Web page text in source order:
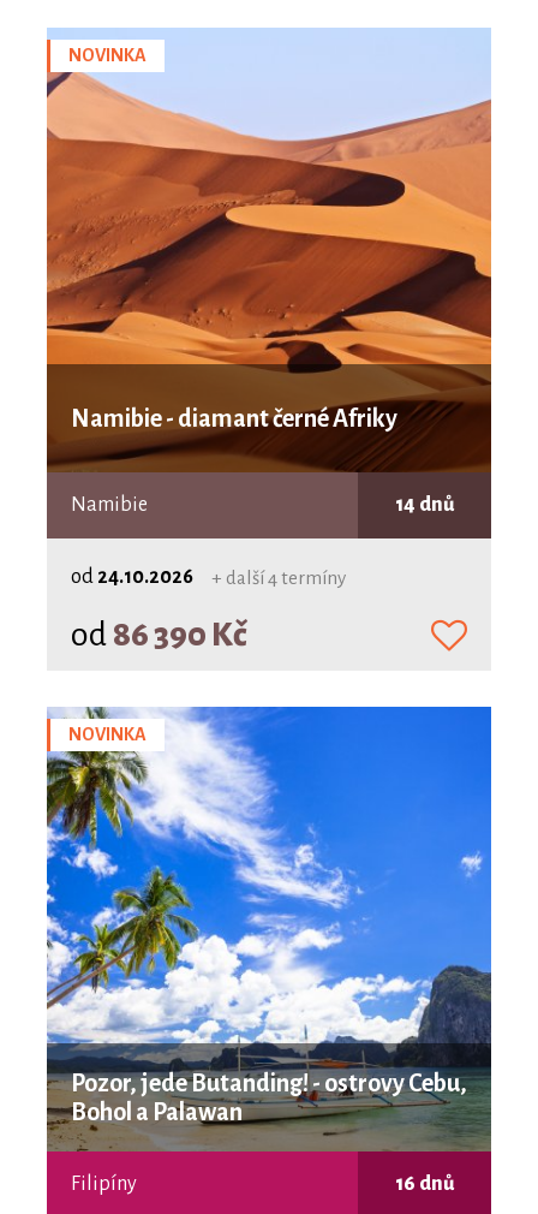
NOVINKA
Namibie - diamant černé Afriky
Namibie 14 dnů
od 24.10.2026 + další 4 termíny
od 86 390 Kč
NOVINKA
Pozor, jede Butanding! - ostrovy Cebu,
Bohol a Palawan
Filipíny 16 dnů